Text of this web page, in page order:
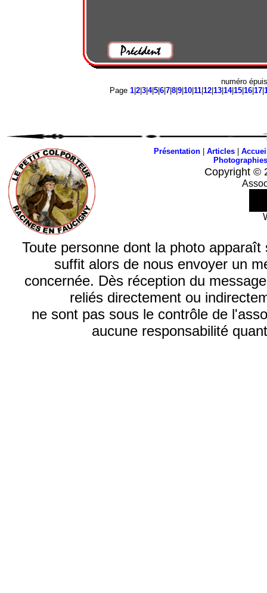
numéro
Page 1| 2| 3| 4|5| 6| 7| 8| 9| 10| 11| 12| 13| 14|15| 16| 17|
Présentation| Articles|
Photographies
Copyright ©
Toute personne dont la photo
suffit alors de nous envoyer un
concernée. Dès réception du
reliés directement ou
ne sont pas sous le contrôle de
aucune responsabilité